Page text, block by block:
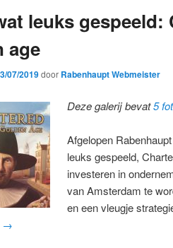
leuks gespeeld:
age
07/2019door Rabenhaupt Webmeister
Deze galerij bevat5
Afgelopen
leuks gespeeld,
investeren in
van Amsterdam te
en een vleugje
→